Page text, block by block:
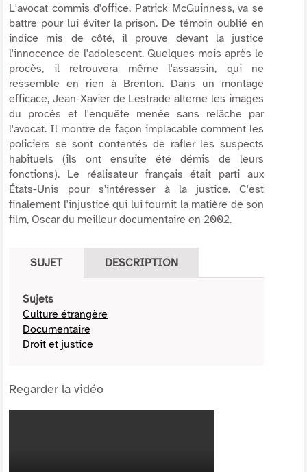
L'avocat commis d'office, Patrick McGuinness, va se
battre pour lui éviter la prison. De témoin oublié en
indice mis de côté, il prouve devant la justice
l'innocence de l'adolescent. Quelques mois après le
procès, il retrouvera même l'assassin, qui ne
ressemble en rien à Brenton. Dans un montage
efficace, Jean-Xavier de Lestrade alterne les images
du procès et l'enquête menée sans relâche par
l'avocat. Il montre de façon implacable comment les
policiers se sont contentés de rafler les suspects
habituels (ils ont ensuite été démis de leurs
fonctions). Le réalisateur français était parti aux
États-Unis pour s'intéresser à la justice. C'est
finalement l'injustice qui lui fournit la matière de son
film, Oscar du meilleur documentaire en 2002.
SUJET DESCRIPTION
Sujets
Culture étrangère
Documentaire
Droit et justice
Regarder la vidéo